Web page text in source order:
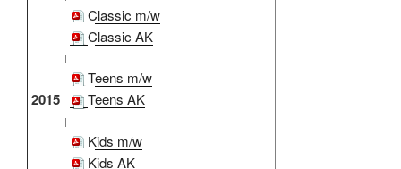
2015
Classic m/w
Classic AK
Teens m/w
Teens AK
Kids m/w
Kids AK